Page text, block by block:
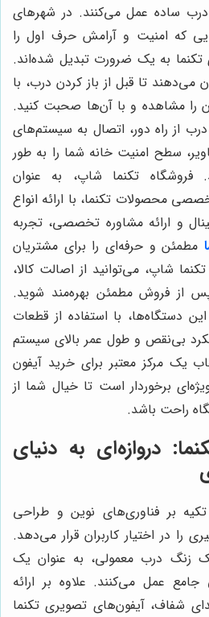
درب ساده عمل می‌کنند. در شهرهای
که امنیت و آرامش حرف اول را
به یک ضرورت تبدیل شده‌اند.
تا قبل از باز کردن درب، با
را مشاهده و با آن‌ها صحبت کنید.
درب از راه دور، اتصال به سیستم‌های
سطح امنیت خانه شما را به طور
فروشگاه تکنما شاپ، به عنوان
محصولات تکنما، با ارائه انواع
و ارائه مشاوره تخصصی، تجربه
مطمئن و حرفه‌ای را برای مشتریان
شاپ، می‌توانید از اصالت کالا،
از فروش مطمئن بهره‌مند شوید.
دستگاه‌ها، با استفاده از قطعات
بی‌نقص و طول عمر بالای سیستم
یک مرکز معتبر برای خرید آیفون
برخوردار است تا خیال شما از
راحت باشد.
دروازه‌ای به دنیای
بر فناوری‌های نوین و طراحی
را در اختیار کاربران قرار می‌دهد.
یک زنگ درب معمولی، به عنوان یک
عمل می‌کنند. علاوه بر ارائه
شفاف، آیفون‌های تصویری تکنما